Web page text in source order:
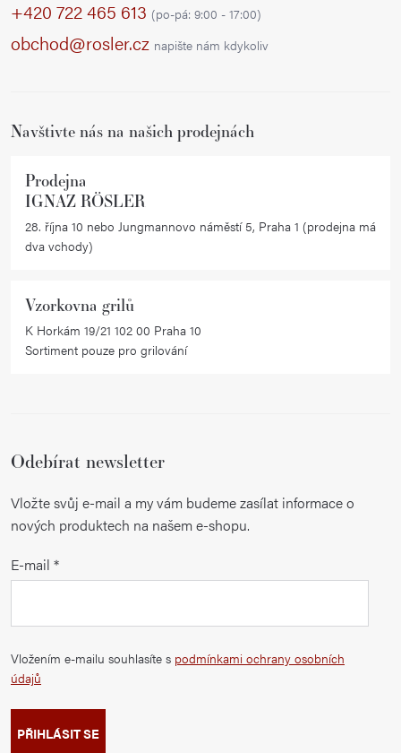
+420 722 465 613 (po-pá: 9:00 - 17:00)
obchod@rosler.cz napište nám kdykoliv
Navštivte nás na našich prodejnách
Prodejna
IGNAZ RÖSLER
28. října 10 nebo Jungmannovo náměstí 5, Praha 1 (prodejna má
dva vchody)
Vzorkovna grilů
K Horkám 19/21 102 00 Praha 10
Sortiment pouze pro grilování
Odebírat newsletter
Vložte svůj e-mail a my vám budeme zasílat informace o
nových produktech na našem e-shopu.
E-mail
Vložením e-mailu souhlasíte s podmínkami ochrany osobních
údajů
PŘIHLÁSIT SE